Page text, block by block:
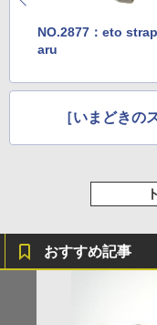
NO.2877：eto
aru
［いまどきの
おすすめ記事